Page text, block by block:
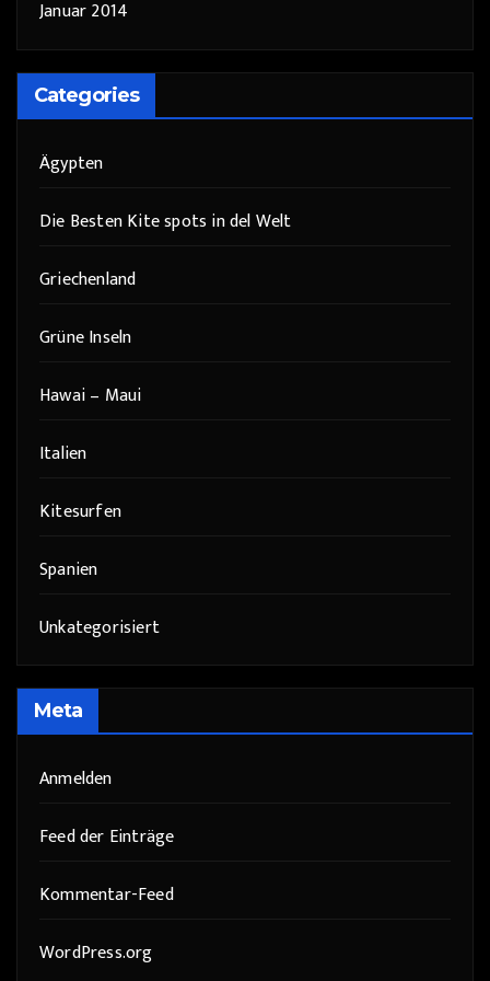
Januar 2014
Categories
Ägypten
Die Besten Kite spots in del Welt
Griechenland
Grüne Inseln
Hawai – Maui
Italien
Kitesurfen
Spanien
Unkategorisiert
Meta
Anmelden
Feed der Einträge
Kommentar-Feed
WordPress.org